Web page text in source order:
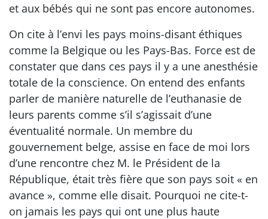
et aux bébés qui ne sont pas encore autonomes.
On cite à l’envi les pays moins-disant éthiques
comme la Belgique ou les Pays-Bas. Force est de
constater que dans ces pays il y a une anesthésie
totale de la conscience. On entend des enfants
parler de manière naturelle de l’euthanasie de
leurs parents comme s’il s’agissait d’une
éventualité normale. Un membre du
gouvernement belge, assise en face de moi lors
d’une rencontre chez M. le Président de la
République, était très fière que son pays soit « en
avance », comme elle disait. Pourquoi ne cite-t-
on jamais les pays qui ont une plus haute